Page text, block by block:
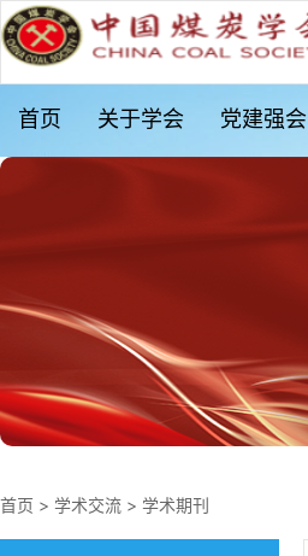
首页 关于学会 党建强会
首页 > 学术交流 > 学术期刊